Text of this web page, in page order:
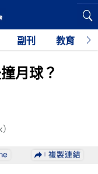
副刊 教育
月球？